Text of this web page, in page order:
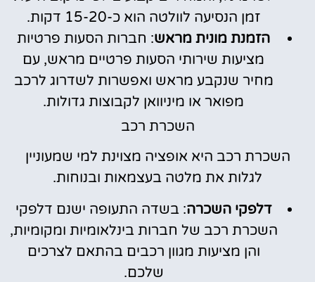
זמן הנסיעה לוולטה הוא כ-15-20 דקות.
הזמנת מונית מראש: חברות הסעות פרטיות
מציעות שירותי הסעות פרטיים מראש, עם
מחיר שנקבע מראש ואפשרות לשדרוג לרכב
מפואר או מיניוואן לקבוצות גדולות.
השכרת רכב
השכרת רכב היא אופציה מצוינת למי שמעוניין
לגלות את מלטה בעצמאות ובנוחות.
דלפקי השכרה: בשדה התעופה ישנם דלפקי
השכרת רכב של חברות בינלאומיות ומקומיות,
והן מציעות מגוון רכבים בהתאם לצרכים
שלכם.